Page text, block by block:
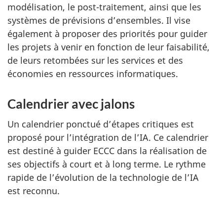
modélisation, le post-traitement, ainsi que les
systèmes de prévisions d’ensembles. Il vise
également à proposer des priorités pour guider
les projets à venir en fonction de leur faisabilité,
de leurs retombées sur les services et des
économies en ressources informatiques.
Calendrier avec jalons
Un calendrier ponctué d’étapes critiques est
proposé pour l’intégration de l’IA. Ce calendrier
est destiné à guider ECCC dans la réalisation de
ses objectifs à court et à long terme. Le rythme
rapide de l’évolution de la technologie de l’IA
est reconnu.